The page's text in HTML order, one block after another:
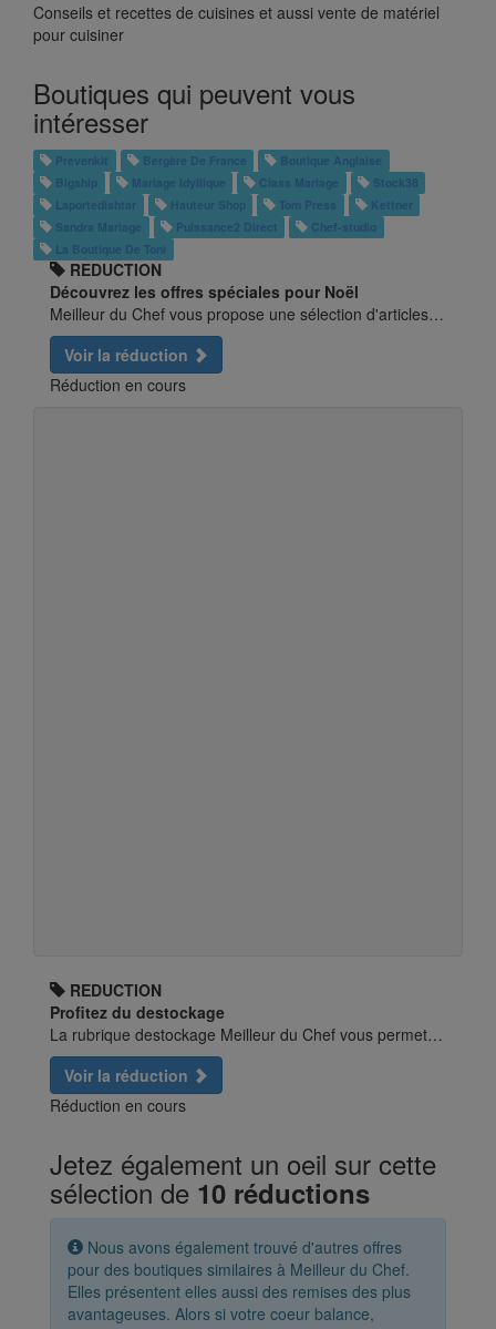
Conseils et recettes de cuisines et aussi vente de matériel
pour cuisiner
Boutiques qui peuvent vous
intéresser
Prevenkit Bergère De France
Boutique Anglaise
Bigship
Mariage Idyllique Class Mariage
Stock38
Laportedishtar
Hauteur Shop Tom Press
Kettner
Sandra Mariage
Puissance2 Direct
Chef-studio
La Boutique De Toni
REDUCTION
Découvrez les offres spéciales pour Noël
Meilleur du Chef vous propose une sélection d'articles…
Voir la réduction
Réduction en cours
REDUCTION
Profitez du destockage
La rubrique destockage Meilleur du Chef vous permet…
Voir la réduction
Réduction en cours
Jetez également un oeil sur cette
sélection de 10 réductions
Nous avons également trouvé d'autres offres
pour des boutiques similaires à Meilleur du Chef.
Elles présentent elles aussi des remises des plus
avantageuses. Alors si votre coeur balance,